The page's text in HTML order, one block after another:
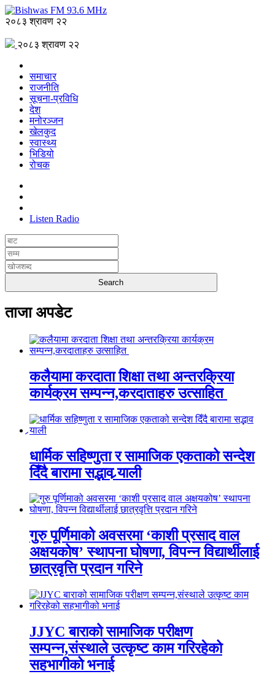
२०८३ श्रावण २२
२०८३ श्रावण २२
समाचार
राजनीति
सूचना-प्रविधि
देश
मनोरञ्जन
खेलकुद
स्वास्थ्य
भिडियो
रोचक
Listen Radio
ताजा अपडेट
कलैयामा करदाता शिक्षा तथा अन्तरक्रिया
कार्यक्रम सम्पन्न,करदाताहरु उत्साहित
धार्मिक सहिष्णुता र सामाजिक एकताको सन्देश
दिँदै बारामा सद्भाव र्‍याली
गुरु पूर्णिमाको अवसरमा ‘काशी प्रसाद वाल
अक्षयकोष’ स्थापना घोषणा, विपन्न विद्यार्थीलाई
छात्रवृत्ति प्रदान गरिने
JJYC बाराको सामाजिक परीक्षण
सम्पन्न,संस्थाले उत्कृष्ट काम गरिरहेको
सहभागीको भनाई